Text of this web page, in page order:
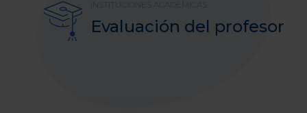
Evaluación del profesor